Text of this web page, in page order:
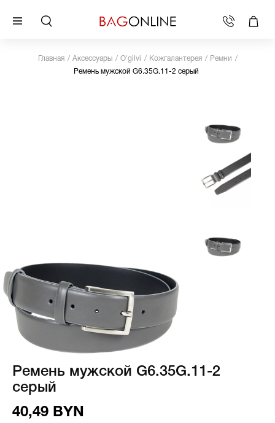
Главная Аксессуары O'gilvi Кожгалантерея
Ремни
Ремень мужской G6.35G.11-2 серый
Ремень мужской G6.35G.11-2
серый
40,49 BYN